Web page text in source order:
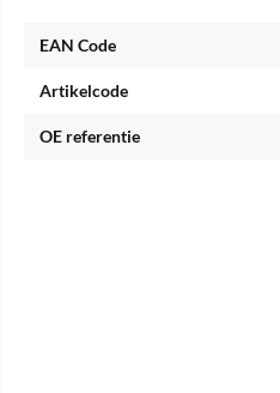
EAN Code
Artikelcode
OE referentie